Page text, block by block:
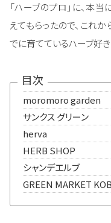
「ハーブのプロ」に、本
えてもらったので、これ
でに育てているハーブ好
目次
moromoro garden
サンクス グリーン
herva
HERB SHOP
シャンデエルブ
GREEN MARKET